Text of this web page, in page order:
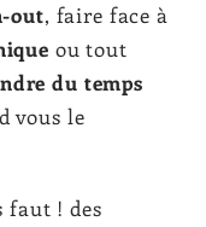
out, faire face à
ou tout
du temps
vous le
faut ! des